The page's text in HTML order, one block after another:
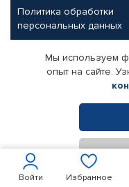
Войти Избранное
Политика обработки
персональных данных
Партнерам
Корпоративным
Поставщикам
© КАМАЗ ЦЕНТР ДОНЕЦК,
Интернет-магазин
Мы используем
опыт на сайте.